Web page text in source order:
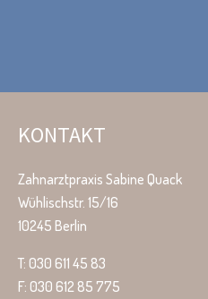
KONTAKT
Zahnarztpraxis Sabine Quack
Wühlischstr. 15/16
10245 Berlin
T: 030 611 45 83
F: 030 612 85 775